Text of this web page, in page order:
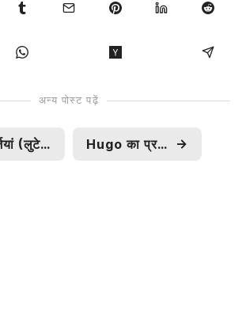
अन्य पोस्ट पढ़ें
मनमर्जियां (लुटेरा - 2013) Hugo का प्रयोग कर बनायें अपनी वेबसाइट, करें होस्ट GitHub Pages पर वो भी मुफ़्त में →